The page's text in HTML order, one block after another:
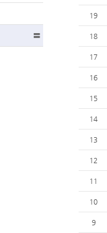
〓
19
18
17
16
15
14
13
12
11
10
9